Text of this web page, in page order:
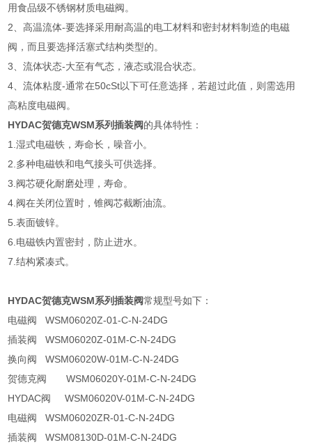
用食品级不锈钢材质电磁阀。
2、高温流体-要选择采用耐高温的电工材料和密封材料制造的电磁
阀，而且要选择活塞式结构类型的。
3、流体状态-大至有气态，液态或混合状态。
4、流体粘度-通常在50cSt以下可任意选择，若超过此值，则需选用
高粘度电磁阀。
HYDAC贺德克WSM系列插装阀的具体特性：
1.湿式电磁铁，寿命长，噪音小。
2.多种电磁铁和电气接头可供选择。
3.阀芯硬化耐磨处理，寿命。
4.阀在关闭位置时，锥阀芯截断油流。
5.表面镀锌。
6.电磁铁内置密封，防止进水。
7.结构紧凑式。
HYDAC贺德克WSM系列插装阀常规型号如下：
电磁阀 WSM06020Z-01-C-N-24DG
插装阀 WSM06020Z-01M-C-N-24DG
换向阀 WSM06020W-01M-C-N-24DG
贺德克阀 WSM06020Y-01M-C-N-24DG
HYDAC阀 WSM06020V-01M-C-N-24DG
电磁阀 WSM06020ZR-01-C-N-24DG
插装阀 WSM08130D-01M-C-N-24DG